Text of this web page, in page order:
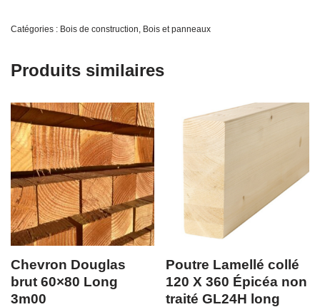
Catégories : Bois de construction, Bois et panneaux
Produits similaires
Chevron Douglas
brut 60×80 Long
3m00
Poutre Lamellé collé
120 X 360 Épicéa non
traité GL24H long